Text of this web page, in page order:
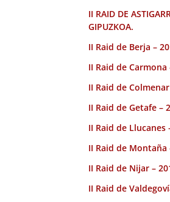
II RAID DE
GIPUZKOA.
II Raid de Berja –
II Raid de Carmona
II Raid de Colmenar
II Raid de Getafe –
II Raid de Llucanes
II Raid de Montaña
II Raid de Nijar –
II Raid de